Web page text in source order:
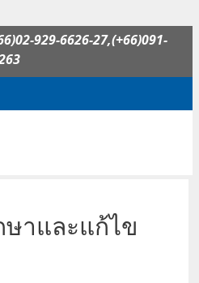
929-6626-27,(+66)091-
ษาและแก้ไข